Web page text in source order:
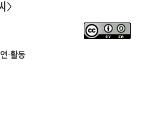
〉
·활동